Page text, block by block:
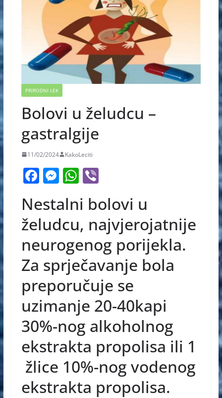
PRIRODNI LEK
Bolovi u želudcu –
gastralgije
11/02/2024 KakoLeciti
F
c
e
b
o
o
k
M
ss
e
n
g
er
W
at
s
A
p
p
Vi
er
Nestalni bolovi u
želudcu, najvjerojatnije
neurogenog porijekla.
Za sprječavanje bola
preporučuje se
uzimanje 20-40kapi
30%-nog alkoholnog
ekstrakta propolisa ili 1
žlice 10%-nog vodenog
ekstrakta propolisa.